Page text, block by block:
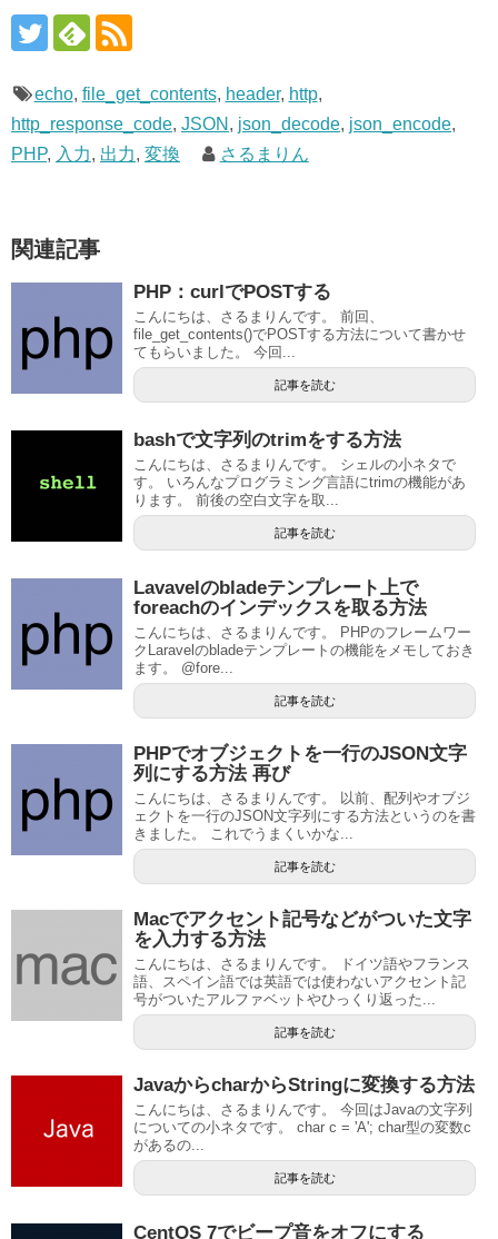
echo, file_get_contents, header, http,
http_response_code, JSON , json_decode, json_encode,
PHP, 入力, 出力, 変換 さるまりん
関連記事
PHP：curlでPOSTする
こんにちは、さるまりんです。 前回、
file_get_contents()でPOSTする方法について書かせ
てもらいました。 今回...
記事を読む
bashで文字列のtrimをする方法
こんにちは、さるまりんです。 シェルの小ネタで
す。 いろんなプログラミング言語にtrimの機能があ
ります。 前後の空白文字を取...
記事を読む
Lavavelのbladeテンプレート上で
foreachのインデックスを取る方法
こんにちは、さるまりんです。 PHPのフレームワー
クLaravelのbladeテンプレートの機能をメモしておき
ます。 @fore...
記事を読む
PHPでオブジェクトを一行のJSON文字
列にする方法 再び
こんにちは、さるまりんです。 以前、配列やオブジ
ェクトを一行のJSON文字列にする方法というのを書
きました。 これでうまくいかな...
記事を読む
Macでアクセント記号などがついた文字
を入力する方法
こんにちは、さるまりんです。 ドイツ語やフランス
語、スペイン語では英語では使わないアクセント記
号がついたアルファベットやひっくり返った...
記事を読む
JavaからcharからStringに変換する方法
こんにちは、さるまりんです。 今回はJavaの文字列
についての小ネタです。 char c = 'A'; char型の変数c
があるの...
記事を読む
CentOS 7でビープ音をオフにする